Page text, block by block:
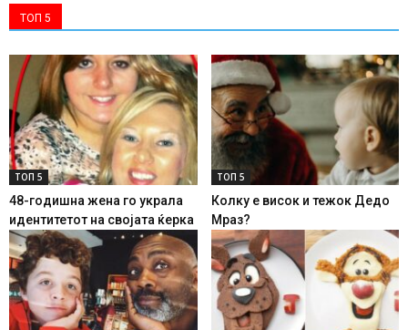
ТОП 5
ТОП 5
48-годишна жена го украла
идентитетот на својата ќерка
ТОП 5
Колку е висок и тежок Дедо
Мраз?